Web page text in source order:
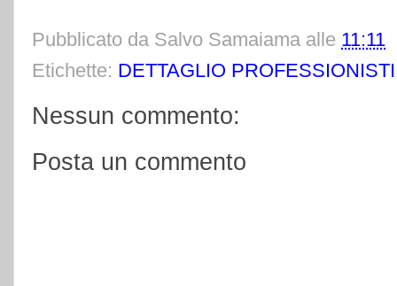
Pubblicato da Salvo Samaiama alle 11:11
Etichette: DETTAGLIO PROFESSIONISTI
Nessun commento:
Posta un commento